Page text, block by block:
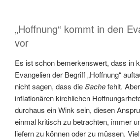
„Hoffnung“ kommt in den
vor
Es ist schon bemerkenswert, dass in
Evangelien der Begriff „Hoffnung“
nicht sagen, dass dieSachefehlt.
inflationären kirchlichen
durchaus ein Wink sein, diesen
einmal kritisch zu betrachten, immer
liefern zu können oder zu müssen.